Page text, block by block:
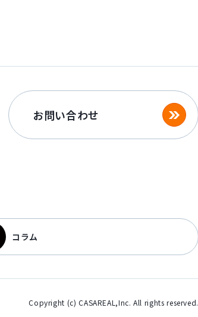
お問い合わせ
コラム
Copyright (c) CASAREAL,Inc. All rights reserved.